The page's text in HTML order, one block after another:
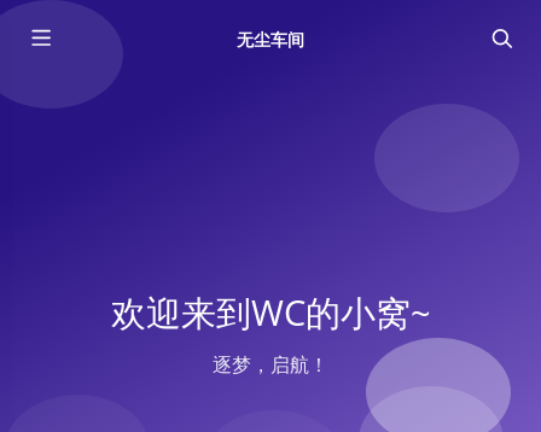
无尘车间
欢迎来到WC的小窝~
逐梦，启航！